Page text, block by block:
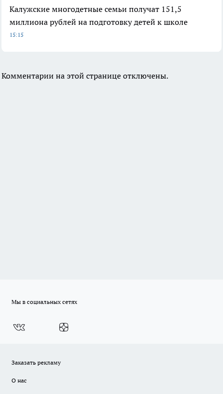
Калужские многодетные семьи получат 151,5
миллиона рублей на подготовку детей к школе
15:15
Комментарии на этой странице отключены.
Мы в социальных сетях
Заказать рекламу
О нас